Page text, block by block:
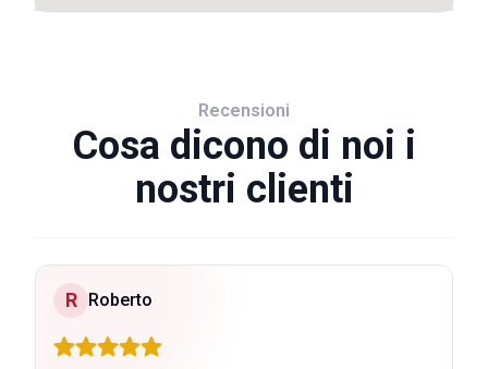
Recensioni
Cosa dicono di noi i
nostri clienti
R Roberto